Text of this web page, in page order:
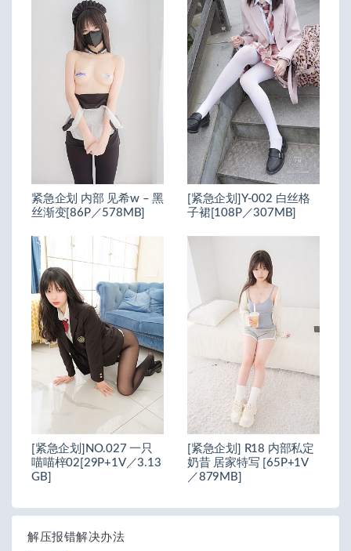
紧急企划 内部 见希w – 黑
丝渐变[86P／578MB]
[紧急企划]Y-002 白丝格
子裙[108P／307MB]
[紧急企划]NO.027 一只
喵喵梓02[29P+1V／3.13
GB]
[紧急企划] R18 内部私定
奶昔 居家特写 [65P+1V
／879MB]
解压报错解决办法